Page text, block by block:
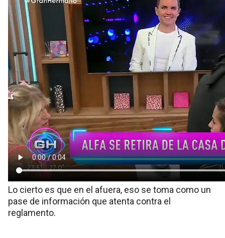
Lo cierto es que en el afuera, eso se toma como un
pase de información que atenta contra el
reglamento.